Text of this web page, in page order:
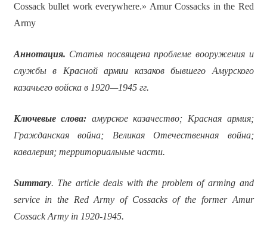
Cossack bullet work everywhere.» Amur Cossacks in the Red
Army
Аннотация. Статья посвящена проблеме вооружения и
службы в Красной армии казаков бывшего Амурского
казачьего войска в 1920—1945 гг.
Ключевые слова: амурское казачество; Красная армия;
Гражданская война; Великая Отечественная война;
кавалерия; территориальные части.
Summary. The article deals with the problem of arming and
service in the Red Army of Cossacks of the former Amur
Cossack Army in 1920-1945.